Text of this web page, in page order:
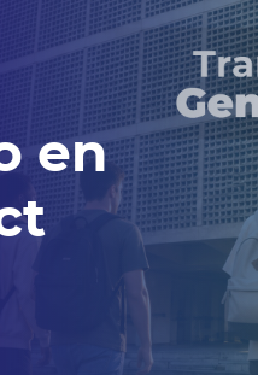
resultados.
si haces parte de
nuestros Premios
Mundialistas.